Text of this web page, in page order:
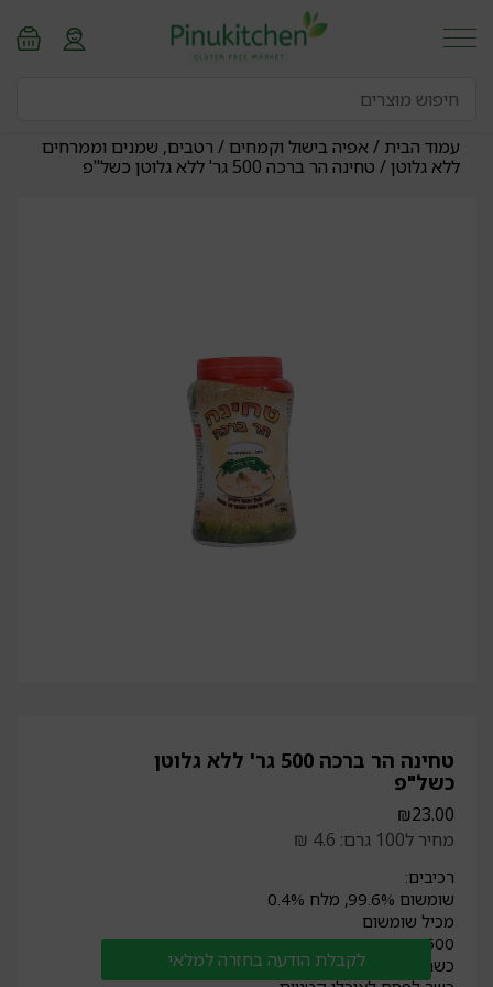
עמוד הבית /אפיה בישול וקמחים / רטבים, שמנים וממרחים
ללא גלוטן/ טחינה הר ברכה 500 גר' ללא גלוטן כשל"פ
טחינה הר ברכה 500 גר' ללא גלוטן
כשל"פ
₪23.00
מחיר ל100 גרם: 4.6 ₪
רכיבים:
שומשום 99.6%, מלח 0.4%
מכיל שומשום
500 גר'
כשר פרווה
לקבלת הודעה בחזרה למלאי